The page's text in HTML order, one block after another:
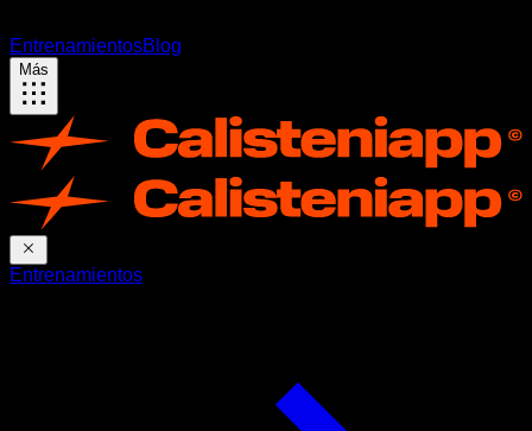
EntrenamientosBlog
Más
Entrenamientos